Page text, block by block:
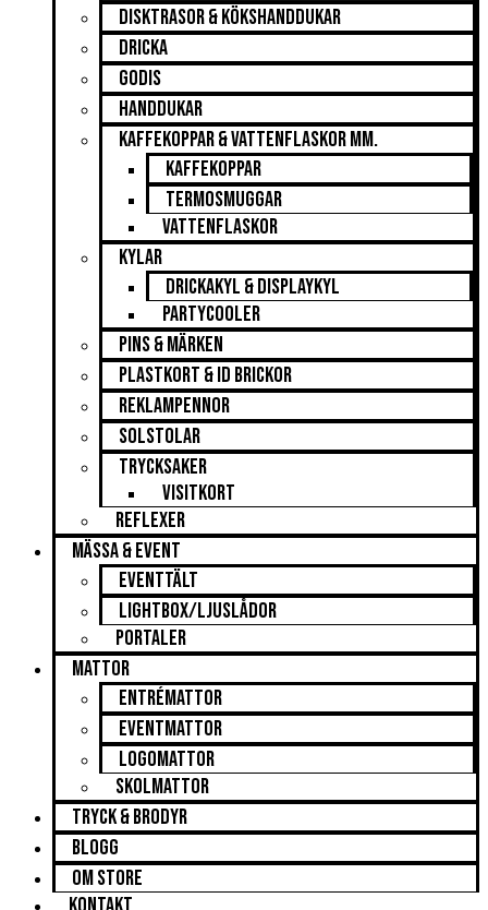
Disktrasor & Kökshanddukar
Dricka
Godis
Handdukar
Kaffekoppar & Vattenflaskor mm.
Kaffekoppar
Termosmuggar
Vattenflaskor
Kylar
Drickakyl & Displaykyl
Partycooler
Pins & Märken
Plastkort & ID brickor
Reklampennor
Solstolar
Trycksaker
Visitkort
Reflexer
Mässa & Event
Eventtält
Lightbox/Ljuslådor
Portaler
Mattor
Entrémattor
Eventmattor
Logomattor
Skolmattor
Tryck & Brodyr
Blogg
Om STORE